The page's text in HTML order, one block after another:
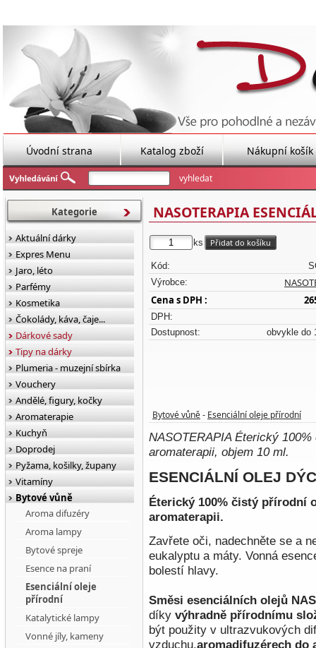
Úvodní strana Katalog zboží Nákupní košík
NASOTERAPIA
ks
Kód:
Výrobce:
Cena s DPH :
DPH:
Dostupnost:
obvykle do
Bytové vůně - Esenciální oleje přírodní
NASOTERAPIA Éterický
aromaterapii, objem 10 ml.
ESENCIÁLNÍ OLEJ
Éterický 100% čistý přírodní
aromaterapii.
Zavřete oči, nadechněte se a
eukalyptu a máty. Vonná
bolestí hlavy.
Směsi esenciálních olejů
díky výhradně přírodnímu
být použity v ultrazvukových
vzduchu,aromadifuzérech do
Kategorie
Aktuální dárky
Expres Menu
Jaro, léto
Parfémy
Kosmetika
Čokolády, káva, čaje...
Dárkové sady
Tipy na dárky
Plumeria - muzejní sbírka
Vouchery
Andělé, figury, kočky
Aromaterapie
Kuchyň
Doprodej
Pyžama, košilky, župany
Vitamíny
Bytové vůně
Aroma difuzéry
Aroma lampy
Bytové spreje
Esence na praní
Esenciální oleje
přírodní
Katalytické lampy
Vonné jíly, kameny